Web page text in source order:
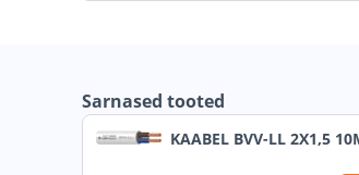
Sarnased tooted
KAABEL BVV-LL 2X1,5